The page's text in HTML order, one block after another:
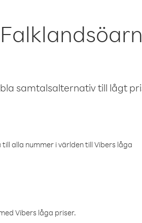
samtalsalternativ till lågt
alla nummer i världen till Vibers låga
Vibers låga priser.